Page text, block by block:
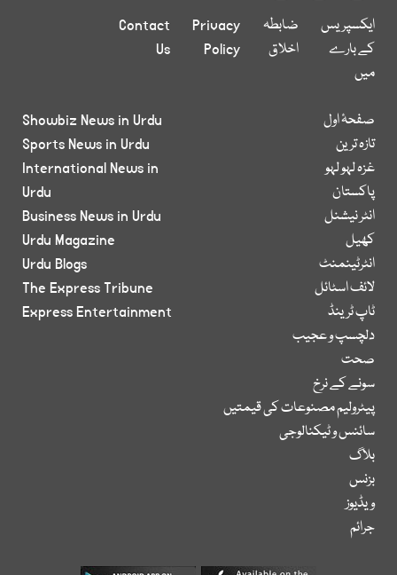
ایکسپریس
کے بارے
میں
ضابطہ
اخلاق
Privacy
Policy
Contact
Us
صفحۂ اول
تازہ ترین
غزہ لہو لہو
پاکستان
انٹر نیشنل
کھیل
انٹرٹینمنٹ
لائف اسٹائل
ٹاپ ٹرینڈ
دلچسپ و عجیب
صحت
سونے کے نرخ
پیٹرولیم مصنوعات کی قیمتیں
سائنس و ٹیکنالوجی
بلاگ
بزنس
ویڈیوز
جرائم
Showbiz News in Urdu
Sports News in Urdu
International News in
Urdu
Business News in Urdu
Urdu Magazine
Urdu Blogs
The Express Tribune
Express Entertainment